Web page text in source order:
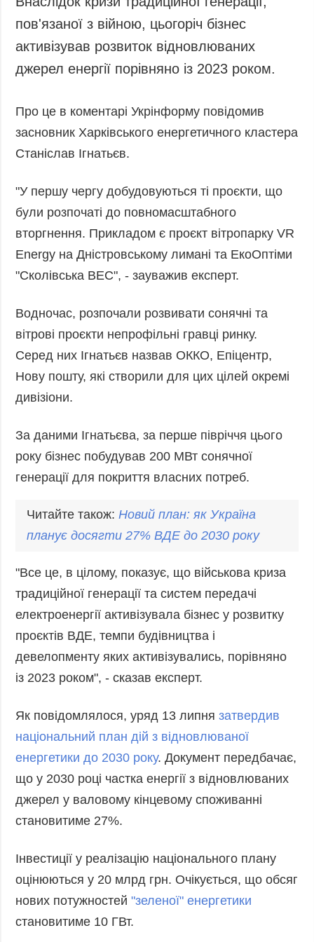
Суcпільcтво
Культура
Діаcпора
Запобігання та
протидія
корупції
Політика
персональних
даних
КОДЕКС
Розсилки
ДОДАТКОВО
Подкасти
Публікації
Фото
Відео
Блоги
Інфографіка
Новини
партнерів
Конференції
документи
Релізи
ПОСЛУГИ
Послуги
Фотобанк
Анонси
РОЗСИЛКИ
пов'язаної з війною, цьогоріч бізнес
активізував розвиток відновлюваних
джерел енергії порівняно із 2023 роком.
Про це в коментарі Укрінформу повідомив
засновник Харківського енергетичного кластера
Станіслав Ігнатьєв.
"У першу чергу добудовуються ті проєкти, що
були розпочаті до повномасштабного
вторгнення. Прикладом є проєкт вітропарку VR
Energy на Дністровському лимані та ЕкоОптіми
"Сколівська ВЕС", - зауважив експерт.
Водночас, розпочали розвивати сонячні та
вітрові проєкти непрофільні гравці ринку.
Серед них Ігнатьєв назвав ОККО, Епіцентр,
Нову пошту, які створили для цих цілей окремі
дивізіони.
За даними Ігнатьєва, за перше півріччя цього
року бізнес побудував 200 МВт сонячної
генерації для покриття власних потреб.
Читайте також:Новий план: якУкраїна
планує досягти 27%ВДЕ до2030 року
"Все це, в цілому, показує, що військова криза
традиційної генерації та систем передачі
електроенергії активізувала бізнес у розвитку
проєктів ВДЕ, темпи будівництва і
девелопменту яких активізувались, порівняно
із 2023 роком", - сказав експерт.
Як повідомлялося, уряд 13 липнязатвердив
національний план дій з відновлюваної
енергетики до 2030 року. Документ передбачає,
що у 2030 році частка енергії з відновлюваних
джерел у валовому кінцевому споживанні
становитиме 27%.
Інвестиції у реалізацію національного плану
оцінюються у 20 млрд грн. Очікується, що обсяг
нових потужностей"зеленої" енергетики
становитиме 10 ГВт.